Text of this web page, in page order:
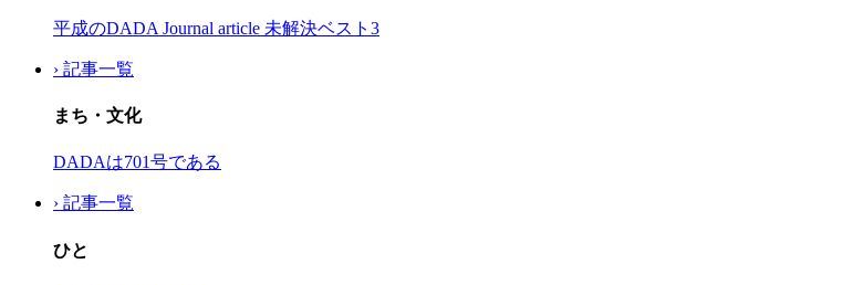
平成のDADA Journal article 未解決ベスト3
› 記事一覧
まち・文化
DADAは701号である
› 記事一覧
ひと